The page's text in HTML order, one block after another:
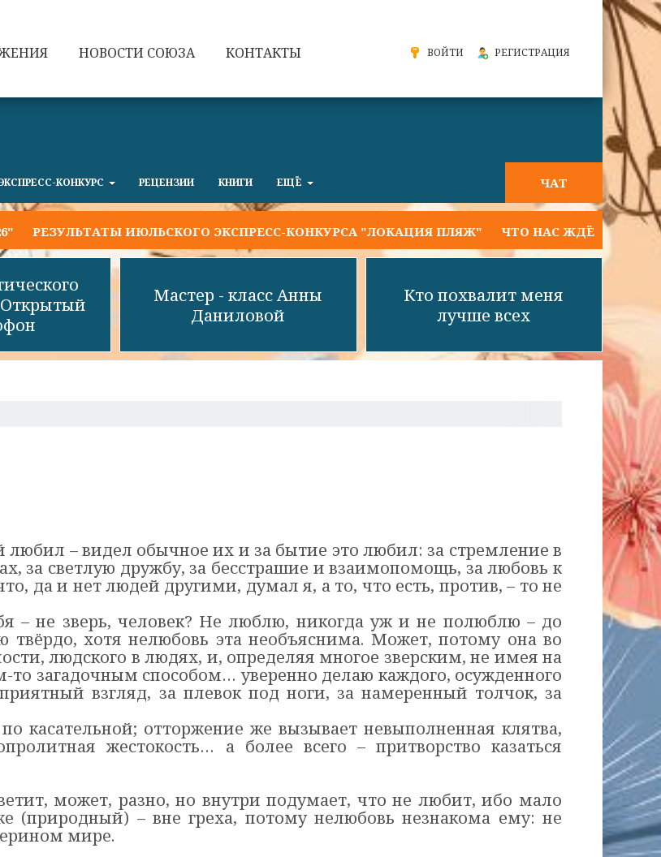
НОВОСТИ СОЮЗА КОНТАКТЫ ВОЙТИ РЕГИСТРАЦИЯ
КОНКУРС ЧАТ
РЕЦЕНЗИИ КНИГИ ЕЩЁ
ИЮЛЬСКОГО ЭКСПРЕСС-КОНКУРСА "ЛОКАЦИЯ ПЛЯЖ" ЧТО НАС ЖДЁТ НА ТЕКУЩЕЙ
Открытый
Мастер - класс Анны
Даниловой
Кто похвалит меня
лучше всех
любил – видел обычное их и за бытие это любил: за стремление в
за светлую дружбу, за бесстрашие и взаимопомощь, за любовь к
да и нет людей другими, думал я, а то, что есть, против, – то не
– не зверь, человек? Не люблю, никогда уж и не полюблю – до
твёрдо, хотя нелюбовь эта необъяснима. Может, потому она во
людского в людях, и, определяя многое зверским, не имея на
то загадочным способом… уверенно делаю каждого, осужденного
взгляд, за плевок под ноги, за намеренный толчок, за
касательной; отторжение же вызывает невыполненная клятва,
жестокость… а более всего – притворство казаться
может, разно, но внутри подумает, что не любит, ибо мало
(природный) – вне греха, потому нелюбовь незнакома ему: не
мире.